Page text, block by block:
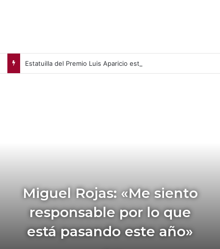
Estatuilla del Premio Luis Aparicio estará en Cooperstown
Miguel Rojas: «Me siento
responsable por lo que
está pasando este año»